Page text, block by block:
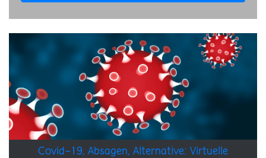
Covid-19, Absagen, Alternative: Virtuelle